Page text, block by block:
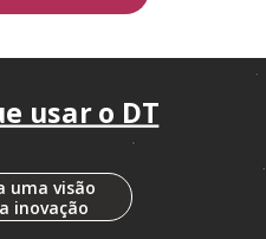
uma visão
inovação
usar o DT